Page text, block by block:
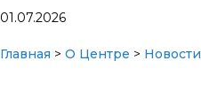
01.07.2026
Главная > О Центре > Новости